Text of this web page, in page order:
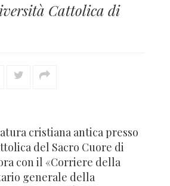
Cattolica di
cristiana antica presso
del Sacro Cuore di
con il «Corriere della
generale della